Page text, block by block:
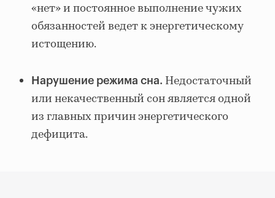
«нет» и постоянное выполнение чужих
обязанностей ведет к энергетическому
истощению.
Нарушение режима сна. Недостаточный
или некачественный сон является одной
из главных причин энергетического
дефицита.